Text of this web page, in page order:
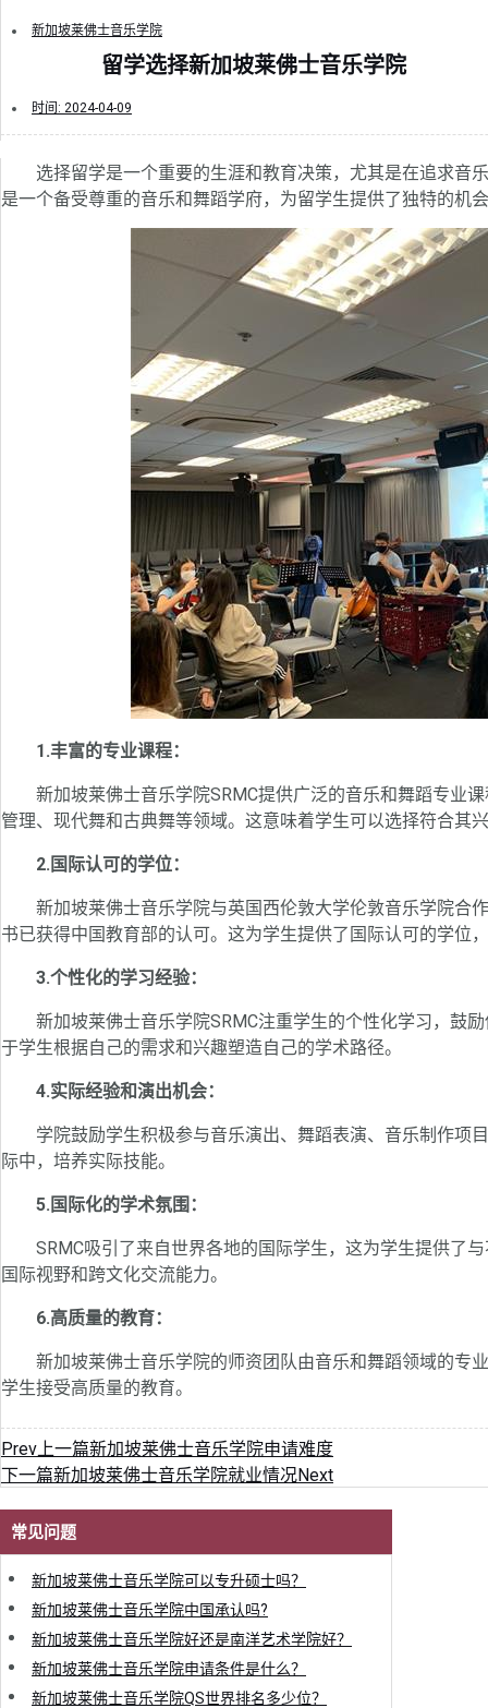
新加坡莱佛士音乐学院
留学选择新加坡莱佛士音乐学院
时间: 2024-04-09
选择留学是一个重要的生涯和教育决策，尤其是在追求音
是一个备受尊重的音乐和舞蹈学府，为留学生提供了独特的机
1.丰富的专业课程：
新加坡莱佛士音乐学院SRMC提供广泛的音乐和舞蹈专业
管理、现代舞和古典舞等领域。这意味着学生可以选择符合其
2.国际认可的学位：
新加坡莱佛士音乐学院与英国西伦敦大学伦敦音乐学院合
书已获得中国教育部的认可。这为学生提供了国际认可的学位
3.个性化的学习经验：
新加坡莱佛士音乐学院SRMC注重学生的个性化学习，鼓
于学生根据自己的需求和兴趣塑造自己的学术路径。
4.实际经验和演出机会：
学院鼓励学生积极参与音乐演出、舞蹈表演、音乐制作项
际中，培养实际技能。
5.国际化的学术氛围：
SRMC吸引了来自世界各地的国际学生，这为学生提供了
国际视野和跨文化交流能力。
6.高质量的教育：
新加坡莱佛士音乐学院的师资团队由音乐和舞蹈领域的专
学生接受高质量的教育。
Prev上一篇新加坡莱佛士音乐学院申请难度
下一篇新加坡莱佛士音乐学院就业情况Next
常见问题
新加坡莱佛士音乐学院可以专升硕士吗？
新加坡莱佛士音乐学院中国承认吗?
新加坡莱佛士音乐学院好还是南洋艺术学院好？
新加坡莱佛士音乐学院申请条件是什么？
新加坡莱佛士音乐学院QS世界排名多少位？